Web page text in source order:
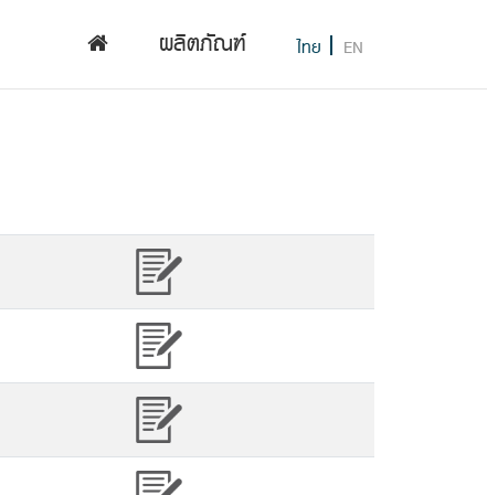
ผลิตภัณฑ์ ไทย EN